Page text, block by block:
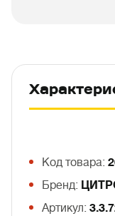
Код товара:
Бренд:
Артикул: